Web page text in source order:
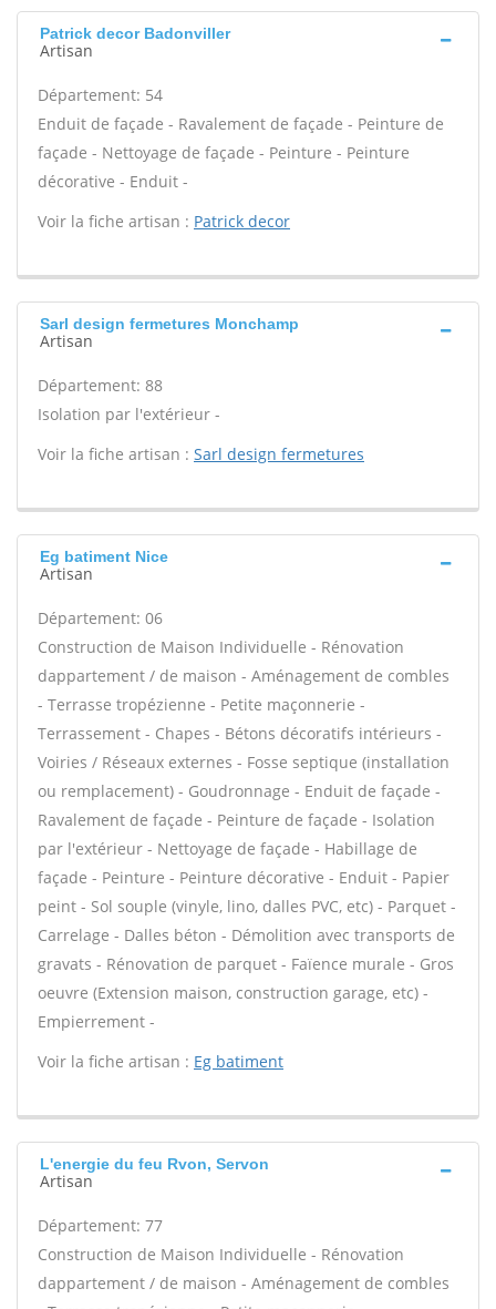
Patrick decor Badonviller
Artisan
Département: 54
Enduit de façade - Ravalement de façade - Peinture de
façade - Nettoyage de façade - Peinture - Peinture
décorative - Enduit -
Voir la fiche artisan : Patrick decor
Sarl design fermetures Monchamp
Artisan
Département: 88
Isolation par l'extérieur -
Voir la fiche artisan : Sarl design fermetures
Eg batiment Nice
Artisan
Département: 06
Construction de Maison Individuelle - Rénovation
dappartement / de maison - Aménagement de combles
- Terrasse tropézienne - Petite maçonnerie -
Terrassement - Chapes - Bétons décoratifs intérieurs -
Voiries / Réseaux externes - Fosse septique (installation
ou remplacement) - Goudronnage - Enduit de façade -
Ravalement de façade - Peinture de façade - Isolation
par l'extérieur - Nettoyage de façade - Habillage de
façade - Peinture - Peinture décorative - Enduit - Papier
peint - Sol souple (vinyle, lino, dalles PVC, etc) - Parquet -
Carrelage - Dalles béton - Démolition avec transports de
gravats - Rénovation de parquet - Faïence murale - Gros
oeuvre (Extension maison, construction garage, etc) -
Empierrement -
Voir la fiche artisan : Eg batiment
L'energie du feu Rvon, Servon
Artisan
Département: 77
Construction de Maison Individuelle - Rénovation
dappartement / de maison - Aménagement de combles